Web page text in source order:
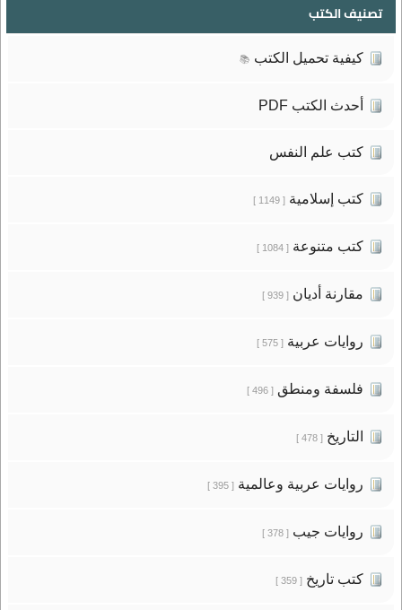
تصنيف الكتب
كيفية تحميل الكتب 📚
أحدث الكتب PDF
كتب علم النفس
كتب إسلامية[ 1149 ]
كتب متنوعة[ 1084 ]
مقارنة أديان[ 939 ]
روايات عربية[ 575 ]
فلسفة ومنطق[ 496 ]
التاريخ[ 478 ]
روايات عربية وعالمية[ 395 ]
روايات جيب[ 378 ]
كتب تاريخ[ 359 ]